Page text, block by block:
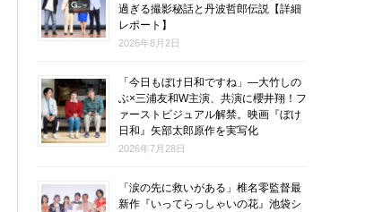
過ぎる撮影秘話と丹波哲郎伝説【詳細
レポート】
2026年8月2日
「今日もぼけ日和ですね」―大竹しの
ぶ×三浦友和W主演、共演に櫻井翔！フ
ァーストビジュアル解禁。映画『ぼけ
日和』矢部太郎原作を実写化
2026年7月28日
「涙の先に救いがある」椎名零監督最
新作『いってらっしゃいの花』池袋シ